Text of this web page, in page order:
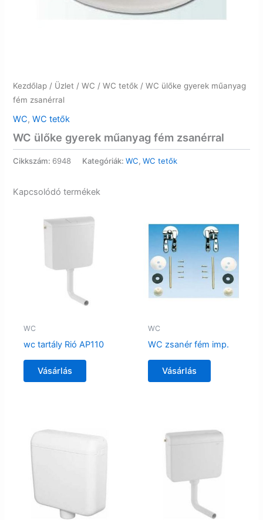
Kezdőlap / Üzlet /WC /WC tetők / WC ülőke gyerek műanyag
fém zsanérral
WC,WC tetők
WC ülőke gyerek műanyag fém zsanérral
Cikkszám: 6948 Kategóriák:WC,WC tetők
Kapcsolódó termékek
WC
wc tartály Rió AP110
Vásárlás
WC
WC zsanér fém imp.
Vásárlás